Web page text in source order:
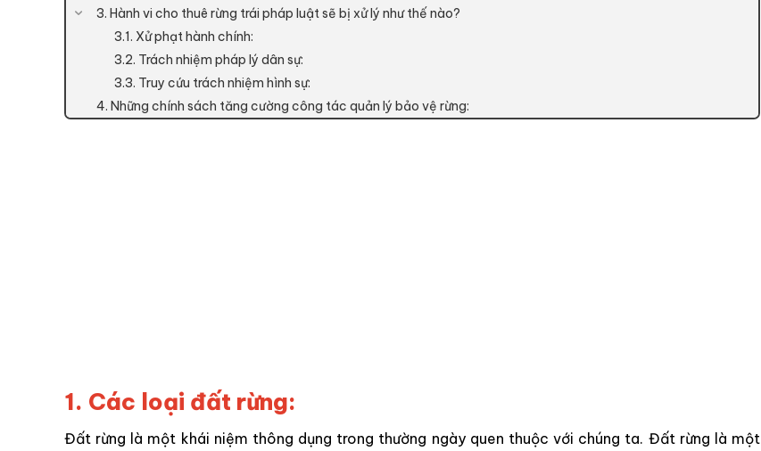
3. Hành vi cho thuê rừng trái pháp luật sẽ bị xử lý như thế nào?
3.1. Xử phạt hành chính:
3.2. Trách nhiệm pháp lý dân sự:
3.3. Truy cứu trách nhiệm hình sự:
4. Những chính sách tăng cường công tác quản lý bảo vệ rừng:
1. Các loại đất rừng:
Đất rừng là một khái niệm thông dụng trong thường ngày quen thuộc với chúng ta. Đất rừng là một